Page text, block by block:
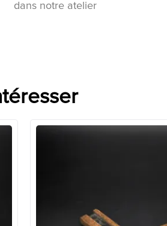
dans notre atelier